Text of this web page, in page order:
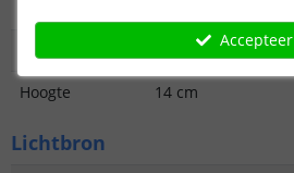
Breedte
Hoogte
14 cm
Lichtbron
Accepteer